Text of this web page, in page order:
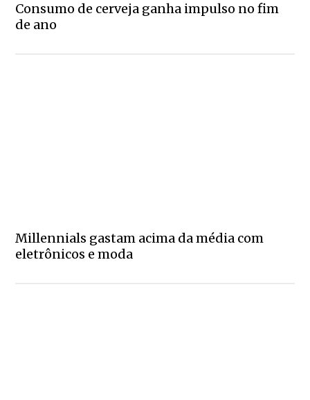
Consumo de cerveja ganha impulso no fim
de ano
Millennials gastam acima da média com
eletrônicos e moda